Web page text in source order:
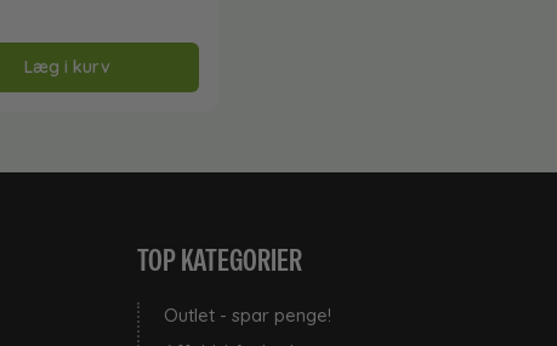
Læg i kurv
TOP KATEGORIER
Outlet - spar penge!